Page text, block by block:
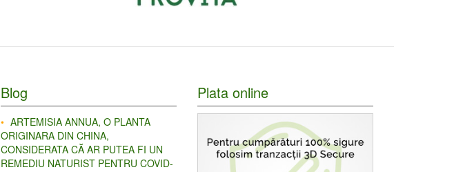
Blog
ARTEMISIA ANNUA, O PLANTA
ORIGINARA DIN CHINA,
CONSIDERATA CĂ AR PUTEA FI UN
REMEDIU NATURIST PENTRU COVID-
Plata online